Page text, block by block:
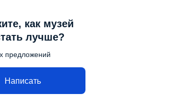
как музей
лучше?
предложений
Написать